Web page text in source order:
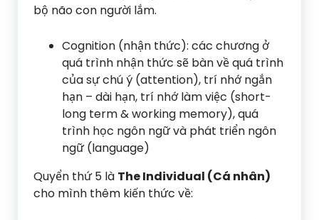
bộ não con người lắm.
Cognition (nhận thức): các chương ở
quá trình nhận thức sẽ bàn về quá trình
của sự chú ý (attention), trí nhớ ngắn
hạn – dài hạn, trí nhớ làm việc (short-
long term & working memory), quá
trình học ngôn ngữ và phát triển ngôn
ngữ (language)
Quyển thứ 5 là The Individual (Cá nhân)
cho mình thêm kiến thức về: